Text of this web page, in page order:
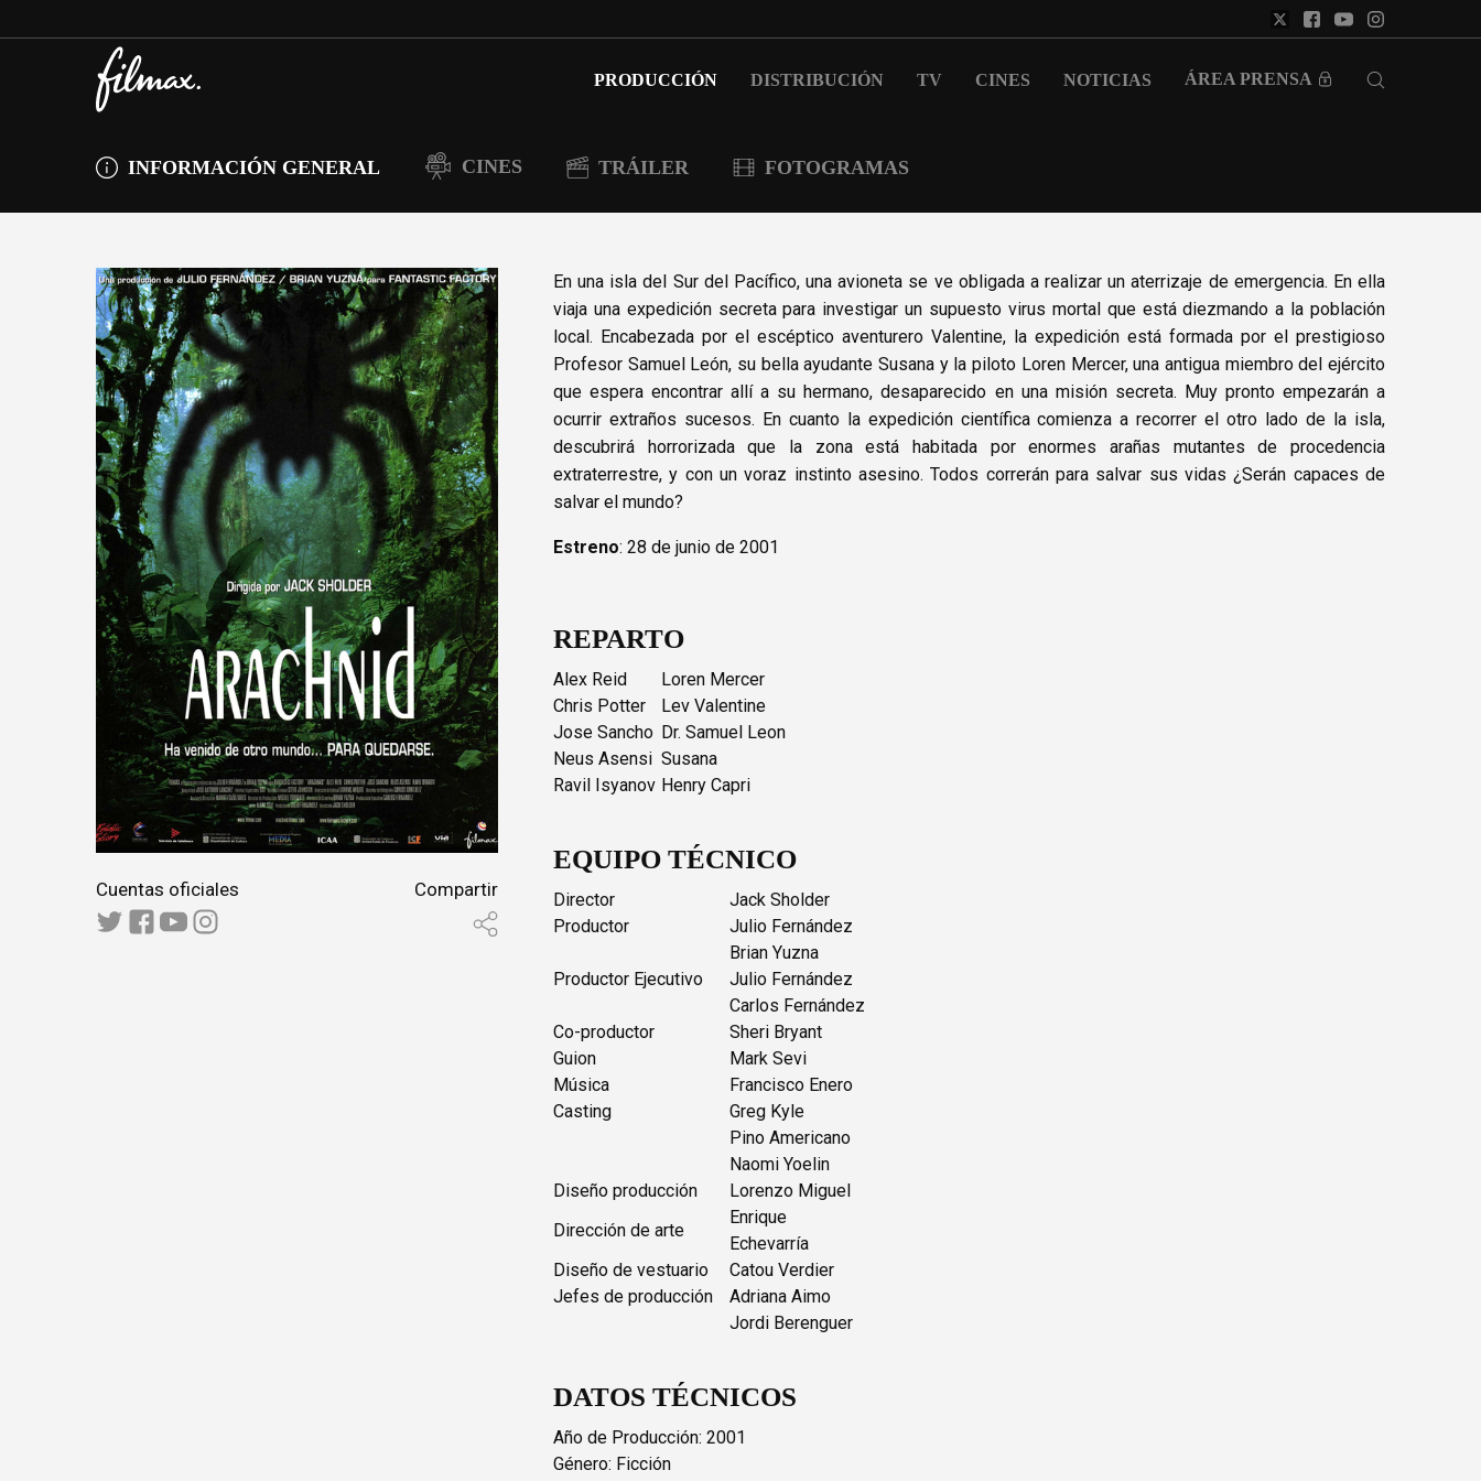
PRODUCCIÓN DISTRIBUCIÓN TV CINES NOTICIAS ÁREA PRENSA
INFORMACIÓN GENERAL CINES TRÁILER FOTOGRAMAS
Cuentas oficiales Compartir
En una isla del Sur del Pacífico, una avioneta se ve obligada a realizar un aterrizaje de emergencia. En ella
viaja una expedición secreta para investigar un supuesto virus mortal que está diezmando a la población
local. Encabezada por el escéptico aventurero Valentine, la expedición está formada por el prestigioso
Profesor Samuel León, su bella ayudante Susana y la piloto Loren Mercer, una antigua miembro del ejército
que espera encontrar allí a su hermano, desaparecido en una misión secreta. Muy pronto empezarán a
ocurrir extraños sucesos. En cuanto la expedición científica comienza a recorrer el otro lado de la isla,
descubrirá horrorizada que la zona está habitada por enormes arañas mutantes de procedencia
extraterrestre, y con un voraz instinto asesino. Todos correrán para salvar sus vidas ¿Serán capaces de
salvar el mundo?
Estreno: 28 de junio de 2001
REPARTO
Alex Reid
Loren Mercer
Chris Potter
Lev Valentine
Jose Sancho Dr. Samuel Leon
Neus Asensi Susana
Ravil Isyanov Henry Capri
EQUIPO TÉCNICO
Director
Jack Sholder
Productor
Julio Fernández
Brian Yuzna
Productor Ejecutivo
Julio Fernández
Carlos Fernández
Co-productor
Sheri Bryant
Guion
Mark Sevi
Música
Francisco Enero
Casting
Greg Kyle
Pino Americano
Naomi Yoelin
Diseño producción
Lorenzo Miguel
Dirección de arte
Enrique
Echevarría
Diseño de vestuario
Catou Verdier
Jefes de producción
Adriana Aimo
Jordi Berenguer
DATOS TÉCNICOS
Año de Producción: 2001
Género: Ficción